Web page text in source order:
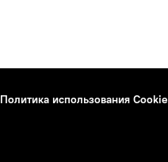
Политика использования Cookie